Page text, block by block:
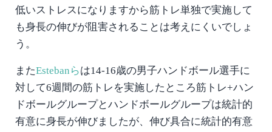
低いストレスになりますから筋トレ単独で実施して
も身長の伸びが阻害されることは考えにくいでしょ
う。
またEstebanらは14-16歳の男子ハンドボール選手に
対して6週間の筋トレを実施したところ筋トレ+ハン
ドボールグループとハンドボールグループは統計的
有意に身長が伸びましたが、伸び具合に統計的有意